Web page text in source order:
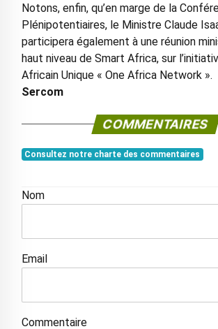
Notons, enfin, qu’en marge de la
Plénipotentiaires, le Ministre Claude
participera également à une réunion
haut niveau de Smart Africa, sur
Africain Unique « One Africa Network ».
Sercom
COMMENTAIRES
Consultez notre charte des commentaires
Nom
Email
Commentaire